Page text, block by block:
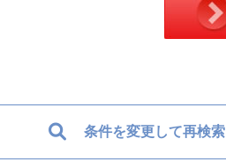
条件を変更して再検索